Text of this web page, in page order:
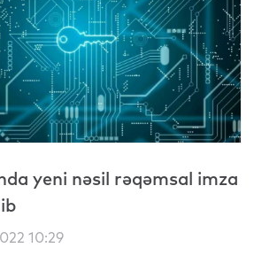
yeni nəsil rəqəmsal imza
10:29